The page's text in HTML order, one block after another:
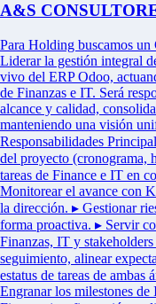
A&S
Para Holding buscamos
Liderar la gestión integral
vivo del ERP Odoo,
de Finanzas e IT. Será
alcance y calidad,
manteniendo una visión
Responsabilidades
del proyecto (cronograma,
tareas de Finance e IT en
Monitorear el avance con
la dirección. ▸ Gestionar
forma proactiva. ▸ Servir
Finanzas, IT y
seguimiento, alinear
estatus de tareas de ambas
Engranar los milestones